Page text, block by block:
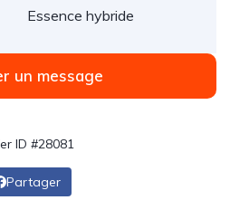
Essence hybride
un message
ID #28081
Partager